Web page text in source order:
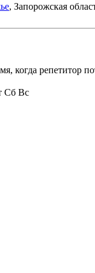
, Запорожская
когда репетитор
Сб Вс